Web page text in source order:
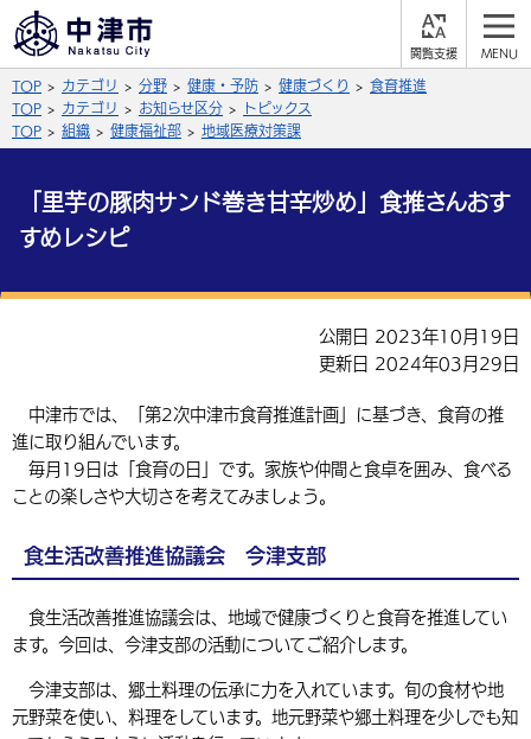
覧
支
やさしい日本語
ふりがなをつける
よみあげる
文字の大きさ
拡大 標準
言語を選択
中国語（繁体字） 韓国語（한국어）
組織案内
公式SNS
Facebook
サイト内検索
届出・登録・証明 保険・年金
福祉・介護 健康・予防
税金 住宅・インフラ
環境・衛生 生涯学習・スポーツ・人権
選挙 外国人の方向け情報
事業者の方へ
入札・契約 産業・雇用
農林水産業
都市整備
子育て・教育
手当・助成 健康・医療
相談・支援・情報 計画・施策
観光なび スポットを探す
遊ぶ・体験する グルメ・食べる
移住・定住
市政情報
中津市について 市役所の紹介
行政・計画
TOP カテゴリ 分野 健康・予防 健康づくり
食育推進
TOP
カテゴリ お知らせ区分
トピックス
TOP
組織 健康福祉部 地域医療対策課
「里芋の豚肉サンド巻き甘辛炒め」食推さんおす
すめレシピ
公開日 2023年10月19日
更新日 2024年03月29日
中津市では、「第2次中津市食育推進計画」に基づき、食育の推
進に取り組んでいます。
毎月19日は「食育の日」です。家族や仲間と食卓を囲み、食べる
ことの楽しさや大切さを考えてみましょう。
食生活改善推進協議会 今津支部
食生活改善推進協議会は、地域で健康づくりと食育を推進してい
ます。今回は、今津支部の活動についてご紹介します。
今津支部は、郷土料理の伝承に力を入れています。旬の食材や地
元野菜を使い、料理をしています。地元野菜や郷土料理を少しでも知